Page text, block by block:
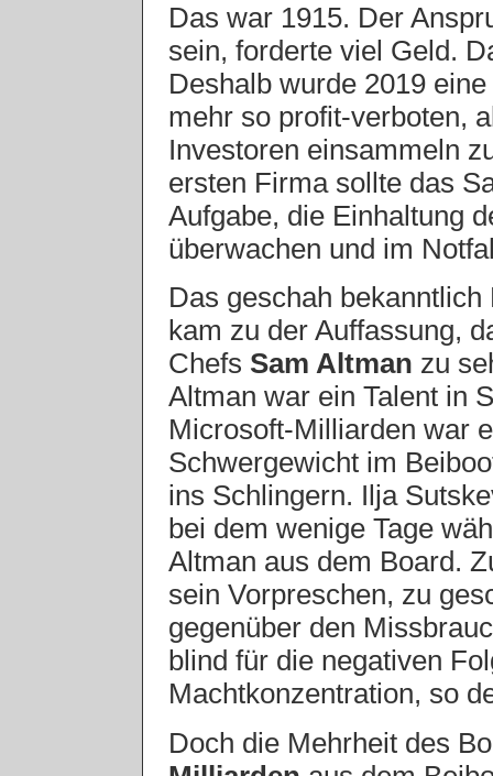
Das war 1915. Der
sein, forderte viel Geld.
Deshalb wurde 2019 eine
mehr so profit-verboten,
Investoren einsammeln
ersten Firma sollte das
Aufgabe, die Einhaltung
überwachen und im
Das geschah
kam zu der Auffassung,
Chefs Sam Altman zu
Altman war ein Talent in
Microsoft-Milliarden war
Schwergewicht im
ins Schlingern. Ilja
bei dem wenige Tage
Altman aus dem Board.
sein Vorpreschen, zu
gegenüber den
blind für die negativen
Machtkonzentration, so
Doch die Mehrheit des